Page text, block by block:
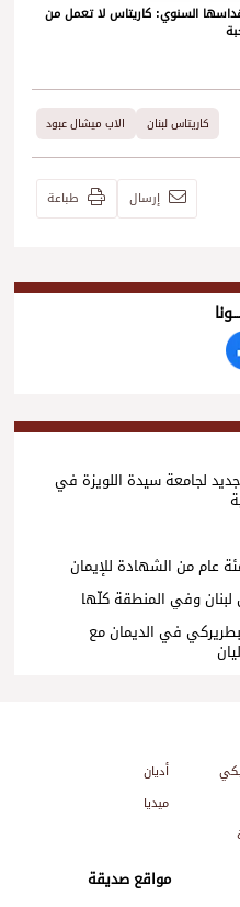
السنوي: كاريتاس لا تعمل من
كاريتاس لبنان الاب ميشال عبود
إرسال طباعة
لجامعة سيدة اللويزة في
عام من الشهادة للإيمان
لبنان وفي المنطقة كلّها
في الديمان مع
أديان
ميديا
مواقع صديقة